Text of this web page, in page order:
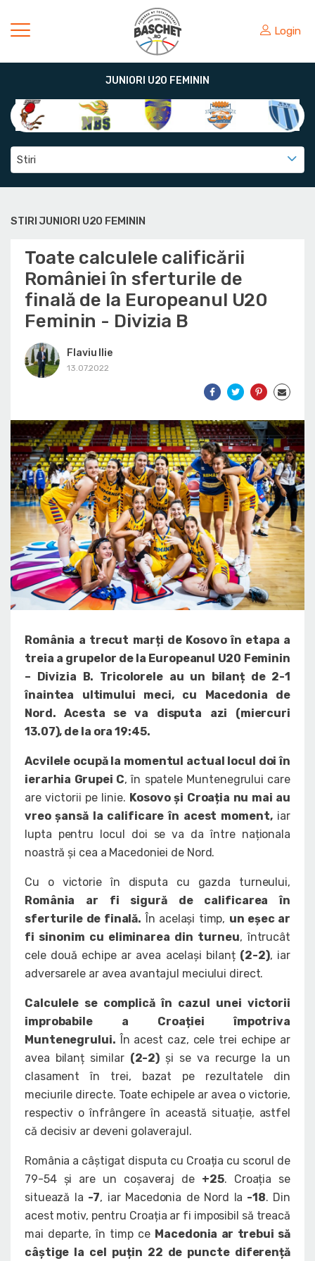
Login
JUNIORI U20 FEMININ
Stiri
STIRI JUNIORI U20 FEMININ
Toate calculele calificării
României în sferturile de
finală de la Europeanul U20
Feminin - Divizia B
Flaviu Ilie
13.07.2022
România a trecut marți de Kosovo în etapa a
treia a grupelor de la Europeanul U20 Feminin
– Divizia B. Tricolorele au un bilanț de 2-1
înaintea ultimului meci, cu Macedonia de
Nord. Acesta se va disputa azi (miercuri
13.07), de la ora 19:45.
Acvilele ocupă la momentul actual locul doi în
ierarhia Grupei C, în spatele Muntenegrului care
are victorii pe linie. Kosovo și Croația nu mai au
vreo șansă la calificare în acest moment,iar
lupta pentru locul doi se va da între naționala
noastră și cea a Macedoniei de Nord.
Cu o victorie în disputa cu gazda turneului,
România ar fi sigură de calificarea în
sferturile de finală. În același timp, un eșec ar
fi sinonim cu eliminarea din turneu, întrucât
cele două echipe ar avea același bilanț (2-2), iar
adversarele ar avea avantajul meciului direct.
Calculele se complică în cazul unei victorii
improbabile a Croației împotriva
Muntenegrului. În acest caz, cele trei echipe ar
avea bilanț similar (2-2) și se va recurge la un
clasament în trei, bazat pe rezultatele din
meciurile directe. Toate echipele ar avea o victorie,
respectiv o înfrângere în această situație, astfel
că decisiv ar deveni golaverajul.
România a câștigat disputa cu Croația cu scorul de
79-54 și are un coșaveraj de +25. Croația se
situează la -7, iar Macedonia de Nord la -18. Din
acest motiv, pentru Croația ar fi imposibil să treacă
mai departe, în timp ce Macedonia ar trebui să
câștige la cel puțin 22 de puncte diferență